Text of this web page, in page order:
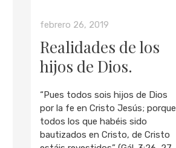
febrero 26, 2019
Realidades de los
hijos de Dios.
“Pues todos sois hijos de Dios
por la fe en Cristo Jesús; porque
todos los que habéis sido
bautizados en Cristo, de Cristo